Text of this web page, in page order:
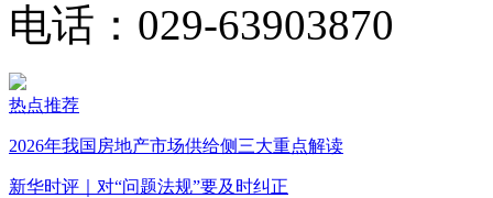
电话：029-63903870
热点推荐
2026年我国房地产市场供给侧三大重点解读
新华时评｜对“问题法规”要及时纠正